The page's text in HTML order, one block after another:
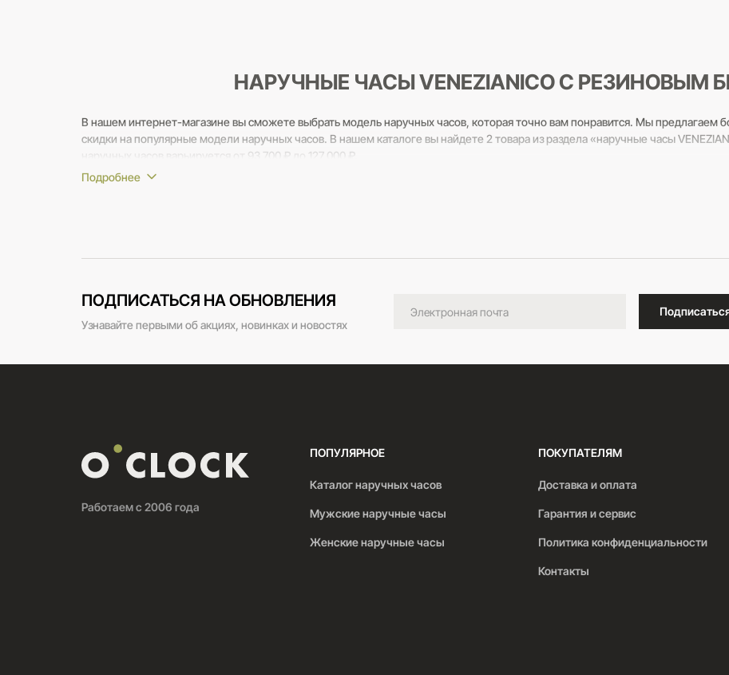
НАРУЧНЫЕ ЧАСЫ VENEZIANICO С РЕЗИНОВЫМ
В нашем интернет-магазине вы сможете выбрать модель наручных часов, которая точно вам понравится. Мы
скидки на популярные модели наручных часов. В нашем каталоге вы найдете 2 товара из раздела «наручные часы
наручных часов варьируется от 93 700 ₽ до 127 000 ₽.
ПОДПИСАТЬСЯ НА ОБНОВЛЕНИЯ
Узнавайте первыми об акциях, новинках и новостях
Работаем с 2006 года
ПОПУЛЯРНОЕ
Каталог наручных часов
Мужские наручные часы
Женские наручные часы
ПОКУПАТЕЛЯМ
Доставка и оплата
Гарантия и сервис
Политика конфиденциальности
Контакты